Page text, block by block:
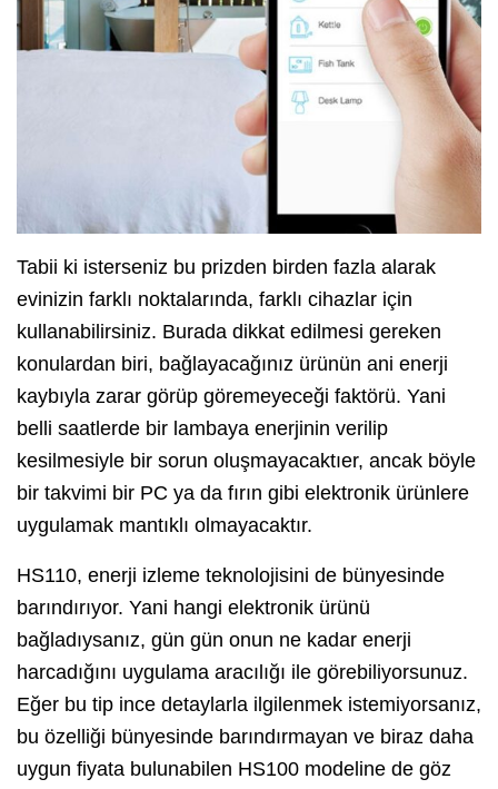
Tabii ki isterseniz bu prizden birden fazla alarak
evinizin farklı noktalarında, farklı cihazlar için
kullanabilirsiniz. Burada dikkat edilmesi gereken
konulardan biri, bağlayacağınız ürünün ani enerji
kaybıyla zarar görüp göremeyeceği faktörü. Yani
belli saatlerde bir lambaya enerjinin verilip
kesilmesiyle bir sorun oluşmayacaktıer, ancak böyle
bir takvimi bir PC ya da fırın gibi elektronik ürünlere
uygulamak mantıklı olmayacaktır.
HS110, enerji izleme teknolojisini de bünyesinde
barındırıyor. Yani hangi elektronik ürünü
bağladıysanız, gün gün onun ne kadar enerji
harcadığını uygulama aracılığı ile görebiliyorsunuz.
Eğer bu tip ince detaylarla ilgilenmek istemiyorsanız,
bu özelliği bünyesinde barındırmayan ve biraz daha
uygun fiyata bulunabilen HS100 modeline de göz